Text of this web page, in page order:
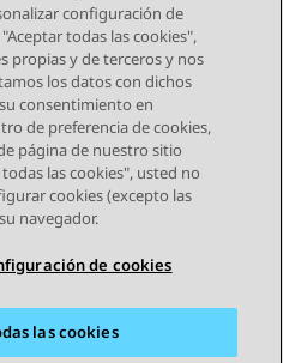
Tema siguiente
configuración de
todas las cookies",
propias y de terceros y nos
los datos con dichos
consentimiento en
de preferencia de cookies,
página de nuestro sitio
las cookies", usted no
cookies (excepto las
navegador.
de cookies
las cookies